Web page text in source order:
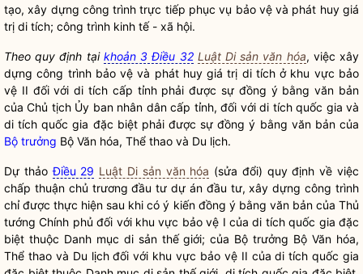
tạo, xây dựng công trình trực tiếp phục vụ bảo vệ và phát huy giá
trị di tích; công trình kinh tế - xã hội.
Theo quy định tại khoản 3 Điều 32 Luật Di sản văn hóa, việc xây
dựng công trình bảo vệ và phát huy giá trị di tích ở khu vực bảo
vệ II đối với di tích cấp tỉnh phải được sự đồng ý bằng văn bản
của Chủ tịch Ủy ban nhân dâncấp tỉnh, đối với di tíchquốc gia và
di tíchquốc gia đặc biệt phải được sự đồng ý bằng văn bản của
Bộ trưởng Bộ Văn hóa, Thể thao và Du lịch.
Dự thảoĐiều 29 Luật Di sản văn hóa (sửa đổi) quy định về việc
chấp thuậnchủ trương đầu tư dự án đầu tư, xây dựng công trình
chỉ được thực hiện sau khi có ý kiến đồng ý bằng văn bản của Thủ
tướng Chính phủ đối với khu vực bảo vệ I của di tíchquốc gia đặc
biệt thuộc Danh mục di sản thế giới; của Bộ trưởng Bộ Văn hóa,
Thể thao và Du lịch đối với khu vực bảo vệ II của di tíchquốc gia